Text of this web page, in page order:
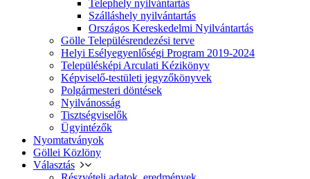
Telephely nyilvántartás
Szálláshely nyilvántartás
Országos Kereskedelmi Nyilvántartás
Gölle Településrendezési terve
Helyi Esélyegyenlőségi Program 2019-2024
Településképi Arculati Kézikönyv
Képviselő-testületi jegyzőkönyvek
Polgármesteri döntések
Nyilvánosság
Tisztségviselők
Ügyintézők
Nyomtatványok
Göllei Közlöny
Választás